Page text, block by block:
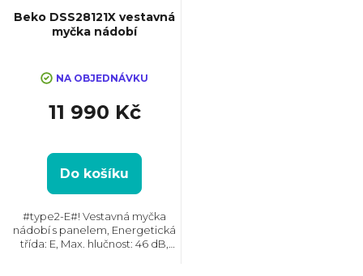
p
k
t
Beko DSS28121X vestavná
myčka nádobí
NA OBJEDNÁVKU
11 990 Kč
Do košíku
#type2-E#! Vestavná myčka
nádobí s panelem, Energetická
třída: E, Max. hlučnost: 46 dB,